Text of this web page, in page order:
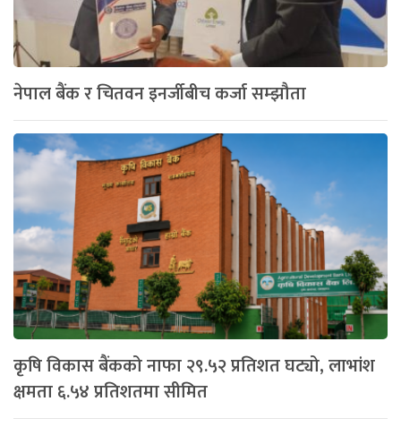
नेपाल बैंक र चितवन इनर्जीबीच कर्जा सम्झौता
कृषि विकास बैंकको नाफा २९.५२ प्रतिशत घट्यो, लाभांश
क्षमता ६.५४ प्रतिशतमा सीमित